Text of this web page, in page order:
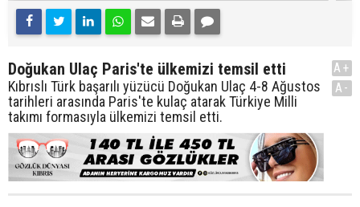
Doğukan Ulaç Paris'te ülkemizi temsil etti
Kıbrıslı Türk başarılı yüzücü Doğukan Ulaç 4-8 Ağustos
tarihleri arasında Paris'te kulaç atarak Türkiye Milli
takımı formasıyla ülkemizi temsil etti.
A+
A-